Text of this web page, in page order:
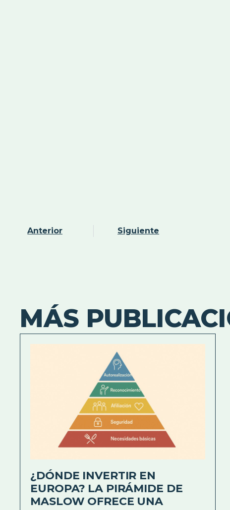
Anterior Siguiente
MÁS
¿DÓNDE INVERTIR EN
EUROPA? LA PIRÁMIDE DE
MASLOW OFRECE UNA